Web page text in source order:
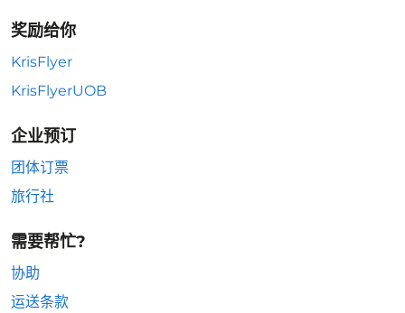
奖励给你
KrisFlyer
KrisFlyerUOB
企业预订
团体订票
旅行社
需要帮忙?
协助
运送条款